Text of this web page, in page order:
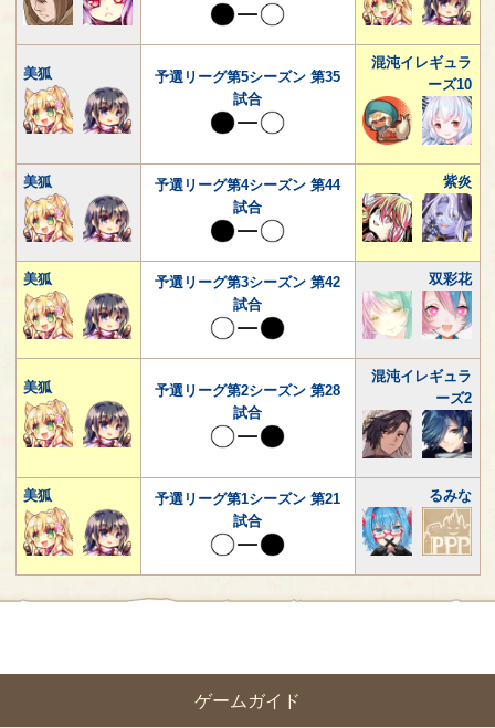
ゲームガイド
美狐
予選リーグ第5シーズン 第35
試合
混沌イレギュラ
ーズ10
美狐
予選リーグ第4シーズン 第44
試合
紫炎
美狐
予選リーグ第3シーズン 第42
試合
双彩花
美狐
予選リーグ第2シーズン 第28
試合
混沌イレギュラ
ーズ2
美狐
予選リーグ第1シーズン 第21
試合
るみな